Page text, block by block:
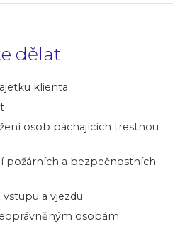
dělat
klienta
osob páchajících trestnou
požárních a bezpečnostních
a vjezdu
osobám